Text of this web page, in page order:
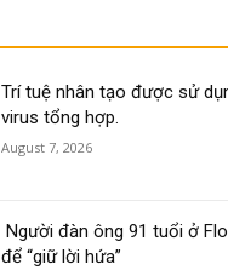
Trí tuệ nhân tạo được sử
virus tổng hợp.
August 7, 2026
Người đàn ông 91 tuổi ở
để “giữ lời hứa”